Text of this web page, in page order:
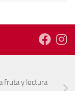
fruta y lectura